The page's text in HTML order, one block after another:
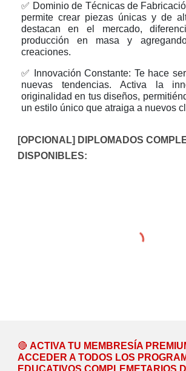
✅ Dominio de Técnicas de
permite crear piezas únicas y de
destacan en el mercado,
producción en masa y
creaciones.
✅
Innovación Constante: Te hace
nuevas tendencias. Activa la
originalidad en tus diseños,
un estilo único que atraiga a nuevos
[OPCIONAL] DIPLOMADOS
DISPONIBLES:
🔴ACTIVA TU MEMBRESÍA
ACCEDER A TODOS LOS
EDUCATIVOS COMPLEMETARIOS